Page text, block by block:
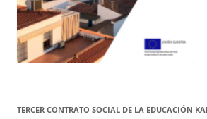
TERCER CONTRATO SOCIAL DE LA EDUCACIÓN